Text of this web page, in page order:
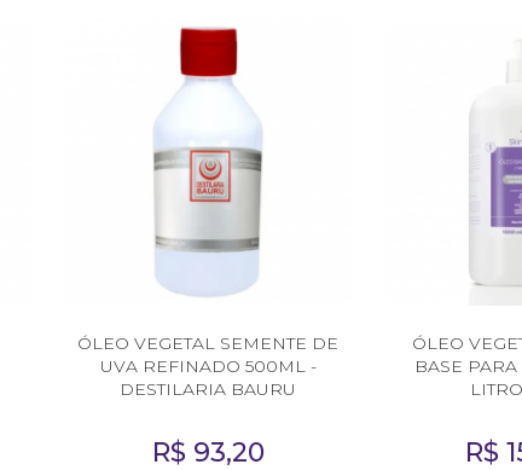
ÓLEO VEGETAL SEMENTE DE
UVA REFINADO 500ML -
DESTILARIA BAURU
R$ 93,20
ÓLEO
BASE PARA
R$